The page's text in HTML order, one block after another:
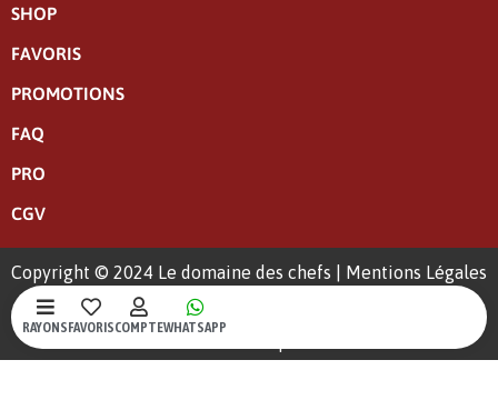
RAYONSFAVORISCOMPTEWHATSAPP
SHOP
FAVORIS
PROMOTIONS
FAQ
PRO
CGV
Copyright © 2024 Le domaine des chefs | Mentions Légales
|Politique de confidentialité